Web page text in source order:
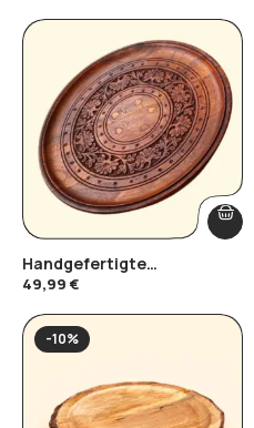
Handgefertigte
Akazienholzplatte Mit
49,99 €
-10%